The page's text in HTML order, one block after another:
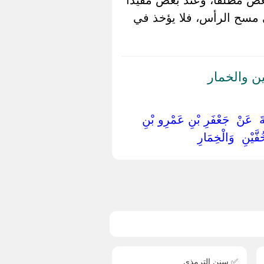
مسح الرأس، فلا يؤخذ في
والخمار
‏عَنْ ‏ ‏جَعْفَرِ بْنِ عَمْرِو بْنِ
‏وَالْخِمَارِ
✅ سنن الترمذي